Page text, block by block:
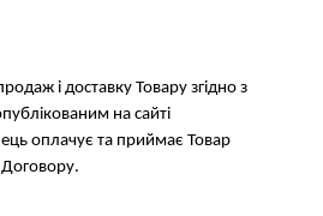
і доставку Товару згідно з
на сайті
оплачує та приймає Товар
Договору.